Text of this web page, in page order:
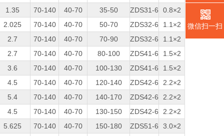
1.35 70-140 40-70 35-50 ZDS31-6
0.8×2
2.025 70-140 40-70 50-70 ZDS32-6
1.1×2
2.7 70-140 40-70 70-90 ZDS32-6
1.1×2
2.7 70-140 40-70 80-100 ZDS41-6
1.5×2
3.6 70-140 40-70 100-130 ZDS41-6
1.5×2
4.5 70-140 40-70 120-140 ZDS42-6
2.2×2
5.4 70-140 40-70 140-170 ZDS42-6
2.2×2
4.5 70-140 40-70 130-150 ZDS42-6
2.2×2
5.625 70-140 40-70 150-180 ZDS51-6
3.0×2
微信扫一扫